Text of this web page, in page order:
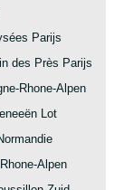
Parijs
des Près Parijs
Rhone-Alpen
Lot
Alpen